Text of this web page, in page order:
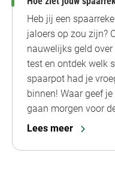
Heb jij een
jaloers op zou zijn?
nauwelijks geld
test en ontdek welk
spaarpot had je
binnen! Waar geef
gaan morgen voor
Lees meer